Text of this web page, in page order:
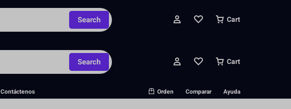
Search Cart
Contáctenos Orden Comparar Ayuda
Search Cart